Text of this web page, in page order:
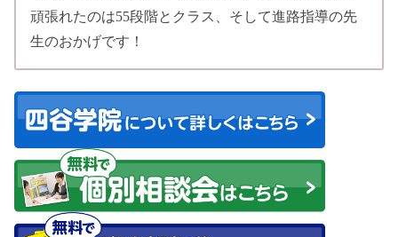
頑張れたのは55段階とクラス、そして進路指導の先
生のおかげです！